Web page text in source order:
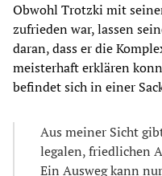
Obwohl Trotzki mit
zufrieden war, lassen
daran, dass er die
meisterhaft erklären
befindet sich in einer
Aus meiner Sicht
legalen, friedlichen
Ein Ausweg kann